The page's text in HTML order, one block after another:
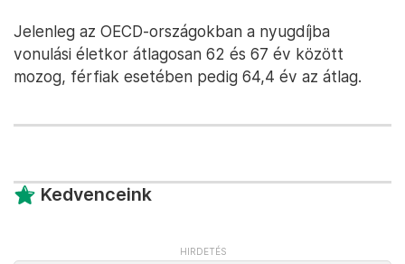
Jelenleg az OECD-országokban a nyugdíjba
vonulási életkor átlagosan 62 és 67 év között
mozog, férfiak esetében pedig 64,4 év az átlag.
Kedvenceink